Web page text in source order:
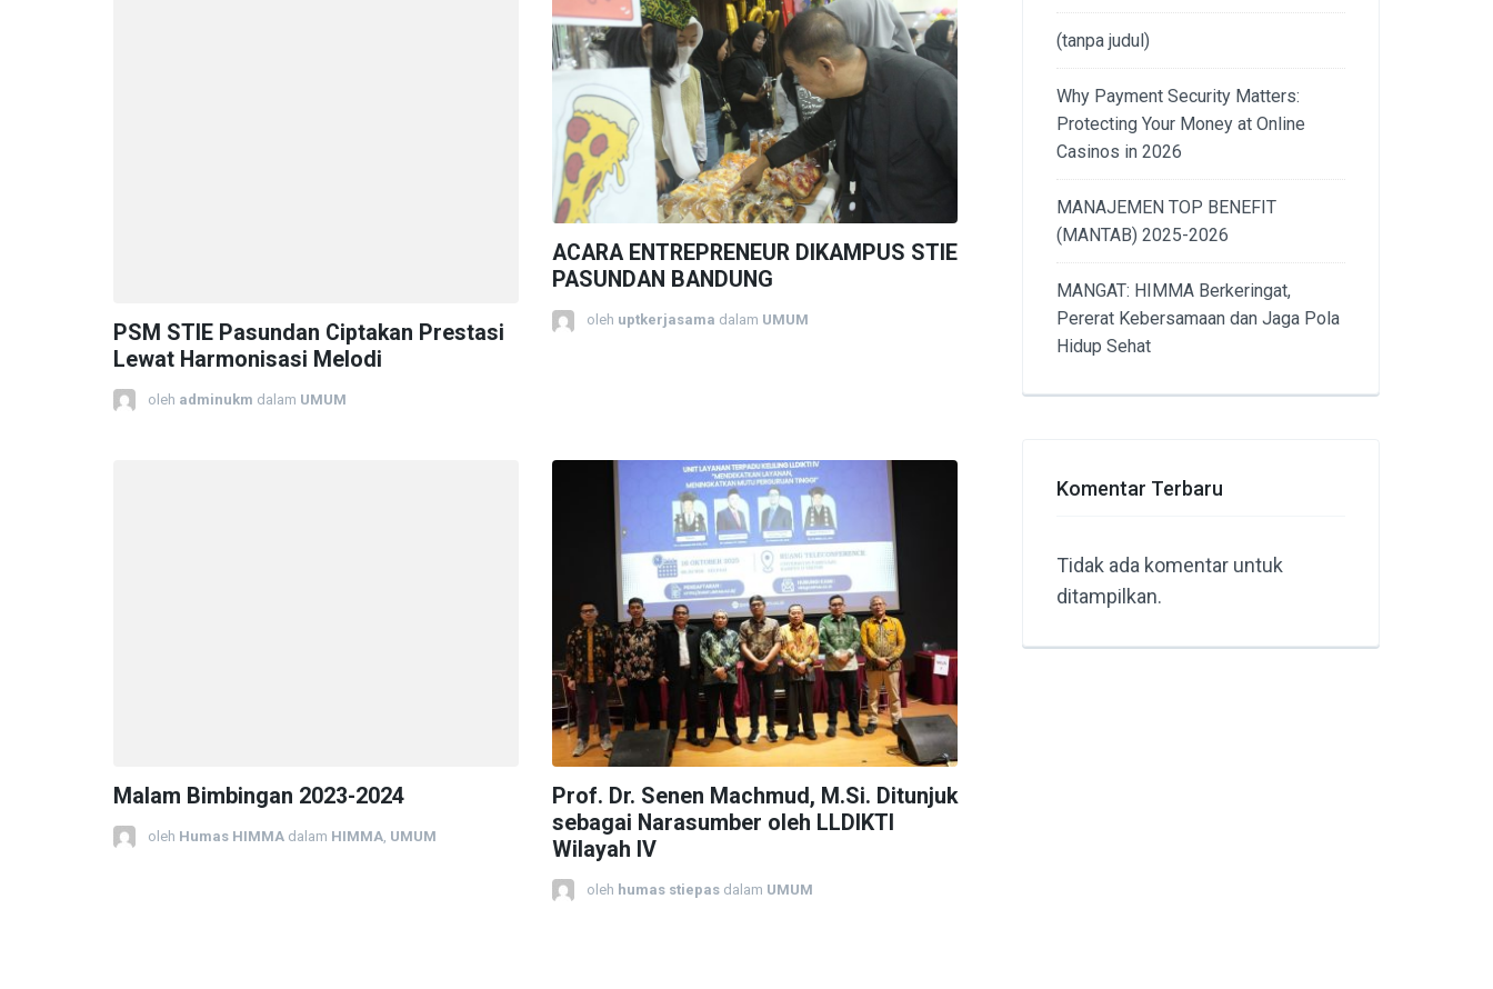
PSM STIE Pasundan Ciptakan Prestasi
Lewat Harmonisasi Melodi
oleh adminukm dalam UMUM
ACARA ENTREPRENEUR DIKAMPUS STIE
PASUNDAN BANDUNG
oleh uptkerjasama dalam UMUM
Malam Bimbingan 2023-2024
oleh Humas HIMMA dalam HIMMA UMUM
Prof. Dr. Senen Machmud, M.Si. Ditunjuk
sebagai Narasumber oleh LLDIKTI
Wilayah IV
oleh humas stiepas dalam UMUM
(tanpa judul)
Why Payment Security Matters:
Protecting Your Money at Online
Casinos in 2026
MANAJEMEN TOP BENEFIT
(MANTAB) 2025-2026
MANGAT: HIMMA Berkeringat,
Pererat Kebersamaan dan Jaga Pola
Hidup Sehat
Komentar Terbaru
Tidak ada komentar untuk
ditampilkan.